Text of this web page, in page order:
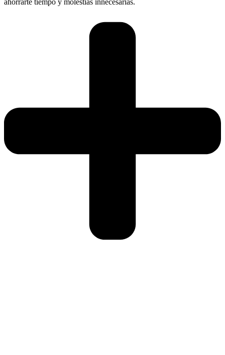
ahorrarte tiempo y molestias innecesarias.